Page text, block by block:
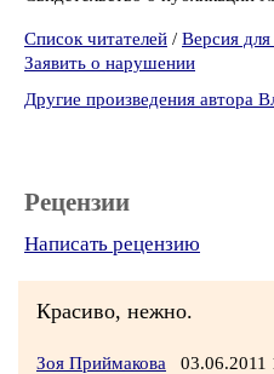
Список читателей / Версия для
Заявить о нарушении
Другие произведения автора
Рецензии
Написать рецензию
Красиво, нежно.
Зоя Приймакова 03.06.2011